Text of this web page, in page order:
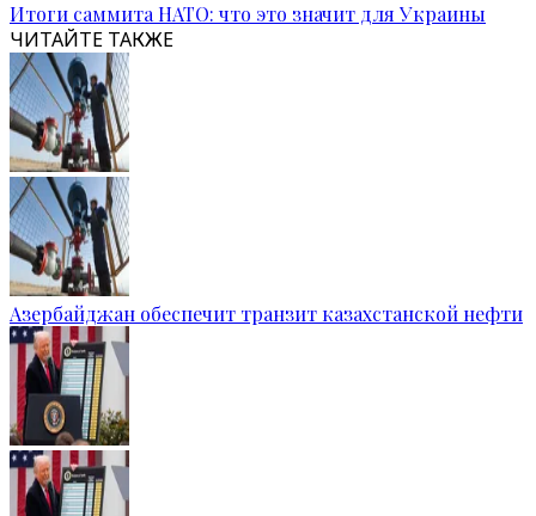
Итоги саммита НАТО: что это значит для Украины
ЧИТАЙТЕ ТАКЖЕ
Азербайджан обеспечит транзит казахстанской нефти